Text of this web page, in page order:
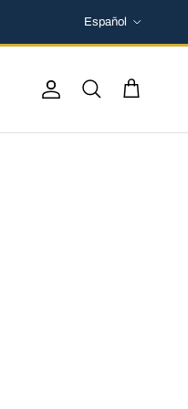
Español
CuentaBuscar Carrito